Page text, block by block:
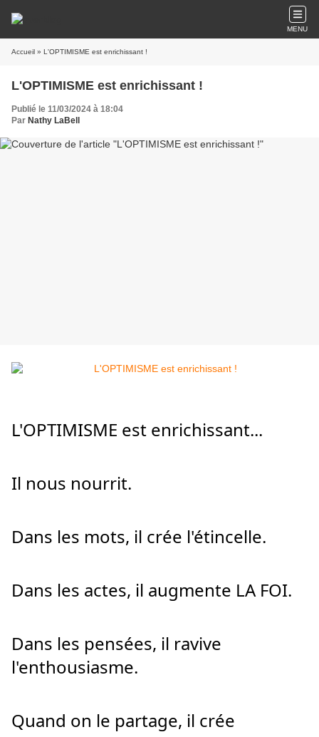
MENU
Accueil » L'OPTIMISME est enrichissant !
L'OPTIMISME est enrichissant !
Publié le 11/03/2024 à 18:04
Par Nathy LaBell
L'OPTIMISME est enrichissant...
Il nous nourrit.
Dans les mots, il crée l'étincelle.
Dans les actes, il augmente LA FOI.
Dans les pensées, il ravive
l'enthousiasme.
Quand on le partage, il crée